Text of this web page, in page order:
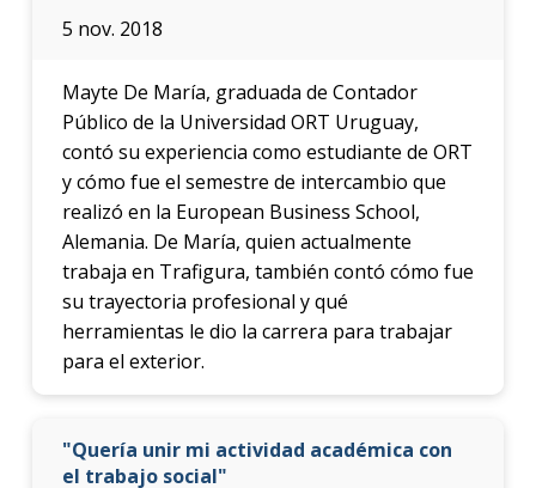
5 nov. 2018
Mayte De María, graduada de Contador
Público de la Universidad ORT Uruguay,
contó su experiencia como estudiante de ORT
y cómo fue el semestre de intercambio que
realizó en la European Business School,
Alemania. De María, quien actualmente
trabaja en Trafigura, también contó cómo fue
su trayectoria profesional y qué
herramientas le dio la carrera para trabajar
para el exterior.
"Quería unir mi actividad académica con
el trabajo social"